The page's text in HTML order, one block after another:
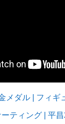
メダル | フィギ
ティング | 平